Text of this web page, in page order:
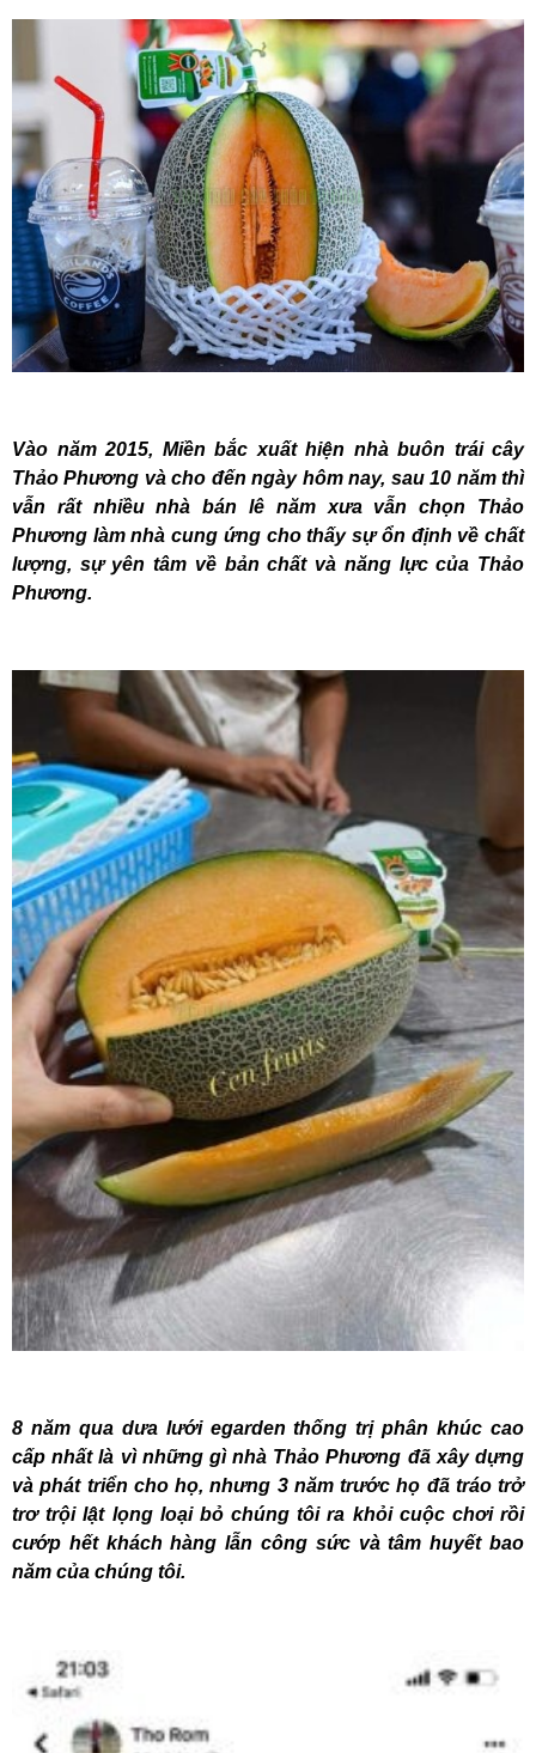
Vào năm 2015, Miền bắc xuất hiện nhà buôn trái cây
Thảo Phương và cho đến ngày hôm nay, sau 10 năm thì
vẫn rất nhiều nhà bán lê năm xưa vẫn chọn Thảo
Phương làm nhà cung ứng cho thấy sự ổn định về chất
lượng, sự yên tâm về bản chất và năng lực của Thảo
Phương.
8 năm qua dưa lưới egarden thống trị phân khúc cao
cấp nhất là vì những gì nhà Thảo Phương đã xây dựng
và phát triển cho họ, nhưng 3 năm trước họ đã tráo trở
trơ trội lật lọng loại bỏ chúng tôi ra khỏi cuộc chơi rồi
cướp hết khách hàng lẫn công sức và tâm huyết bao
năm của chúng tôi.